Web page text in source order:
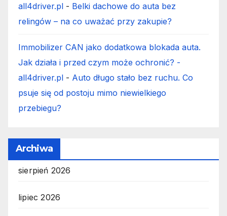
all4driver.pl - Belki dachowe do auta bez
relingów – na co uważać przy zakupie?
Immobilizer CAN jako dodatkowa blokada auta.
Jak działa i przed czym może ochronić? -
all4driver.pl - Auto długo stało bez ruchu. Co
psuje się od postoju mimo niewielkiego
przebiegu?
Archiwa
sierpień 2026
lipiec 2026